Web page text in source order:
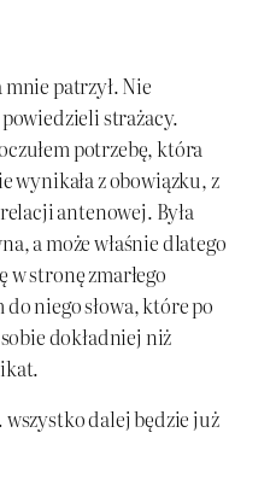
patrzył. Nie
strażacy.
potrzebę, która
wynikała z obowiązku, z
antenowej. Była
a może właśnie dlatego
w stronę zmarłego
niego słowa, które po
dokładniej niż
dalej będzie już